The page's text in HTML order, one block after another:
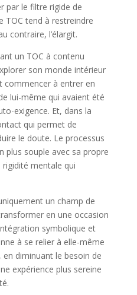
par le filtre rigide de
TOC tend à restreindre
contraire, l’élargit.
un TOC à contenu
son monde intérieur
commencer à entrer en
lui-même qui avaient été
exigence. Et, dans la
qui permet de
le doute. Le processus
plus souple avec sa propre
rigidité mentale qui
un champ de
en une occasion
symbolique et
à se relier à elle-même
en diminuant le besoin de
expérience plus sereine